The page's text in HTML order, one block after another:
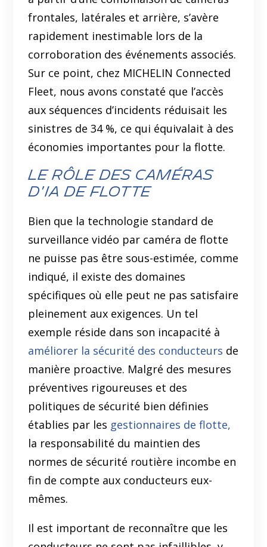
frontales, latérales et arrière, s’avère
rapidement inestimable lors de la
corroboration des événements associés.
Sur ce point, chez MICHELIN Connected
Fleet, nous avons constaté que l’accès
aux séquences d’incidents réduisait les
sinistres de 34 %, ce qui équivalait à des
économies importantes pour la flotte.
Le rôle des caméras
d'IA de flotte
Bien que la technologie standard de
surveillance vidéo par caméra de flotte
ne puisse pas être sous-estimée, comme
indiqué, il existe des domaines
spécifiques où elle peut ne pas satisfaire
pleinement aux exigences. Un tel
exemple réside dans son incapacité à
améliorer la sécurité des conducteurs de
manière proactive. Malgré des mesures
préventives rigoureuses et des
politiques de sécurité bien définies
établies par les gestionnaires de flotte,
la responsabilité du maintien des
normes de sécurité routière incombe en
fin de compte aux conducteurs eux-
mêmes.
Il est important de reconnaître que les